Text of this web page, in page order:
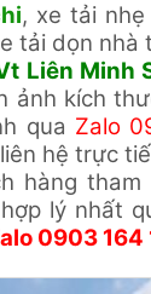
, xe tải
tải dọn nhà
Liên Minh
ảnh kích
qua Zalo
hệ trực
hàng
lý nhất
0903 164